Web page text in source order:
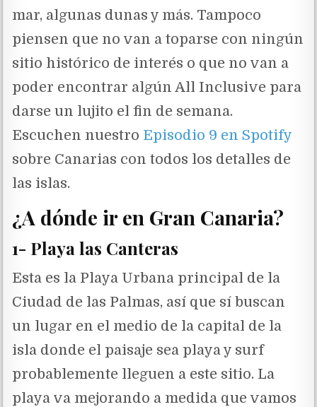
mar, algunas dunas y más. Tampoco
piensen que no van a toparse con ningún
sitio histórico de interés o que no van a
poder encontrar algún All Inclusive para
darse un lujito el fin de semana.
Escuchen nuestro Episodio 9 en Spotify
sobre Canarias con todos los detalles de
las islas.
¿A dónde ir en Gran Canaria?
1- Playa las Canteras
Esta es la Playa Urbana principal de la
Ciudad de las Palmas, así que sí buscan
un lugar en el medio de la capital de la
isla donde el paisaje sea playa y surf
probablemente lleguen a este sitio. La
playa va mejorando a medida que vamos